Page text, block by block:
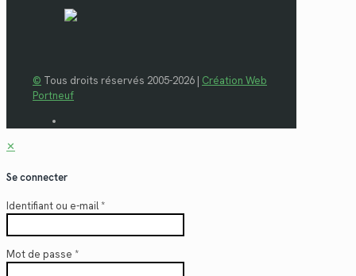
© Tous droits réservés 2005-2026 | Création Web
Portneuf
✕
Se connecter
Identifiant ou e-mail*
Mot de passe *